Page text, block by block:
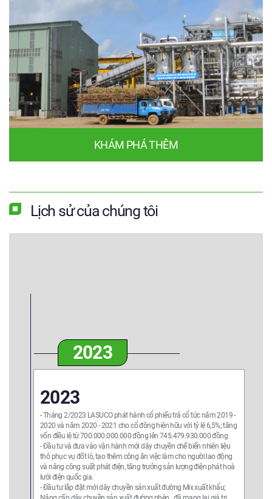
KHÁM PHÁ THÊM
Lịch sử của chúng tôi
2023
2023
- Tháng 2/2023 LASUCO phát hành cổ phiếu trả cổ tức năm 2019 -
2020 và năm 2020 - 2021 cho cổ đông hiện hữu với tỷ lệ 6,5%; tăng
vốn điều lệ từ 700.000.000.000 đồng lên 745.479.930.000 đồng
- Đầu tư và đưa vào vận hành mới dây chuyền chế biến nhiên liệu
thô phục vụ đốt lò, tạo thêm công ăn việc làm cho người lao động
và nâng công suất phát điện, tăng trưởng sản lượng điện phát hoà
lưới điện quốc gia.
- Đầu tư lắp đặt mới dây chuyền sản xuất đường Mix xuất khẩu;